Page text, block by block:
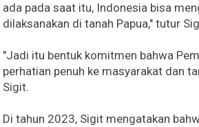
ada pada saat itu, Indonesia bisa
dilaksanakan di tanah Papua," tutur
"Jadi itu bentuk komitmen bahwa
perhatian penuh ke masyarakat dan
Sigit.
Di tahun 2023, Sigit mengatakan